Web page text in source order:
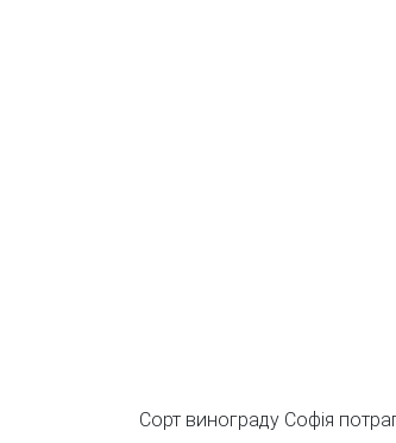
Сорт винограду Софія